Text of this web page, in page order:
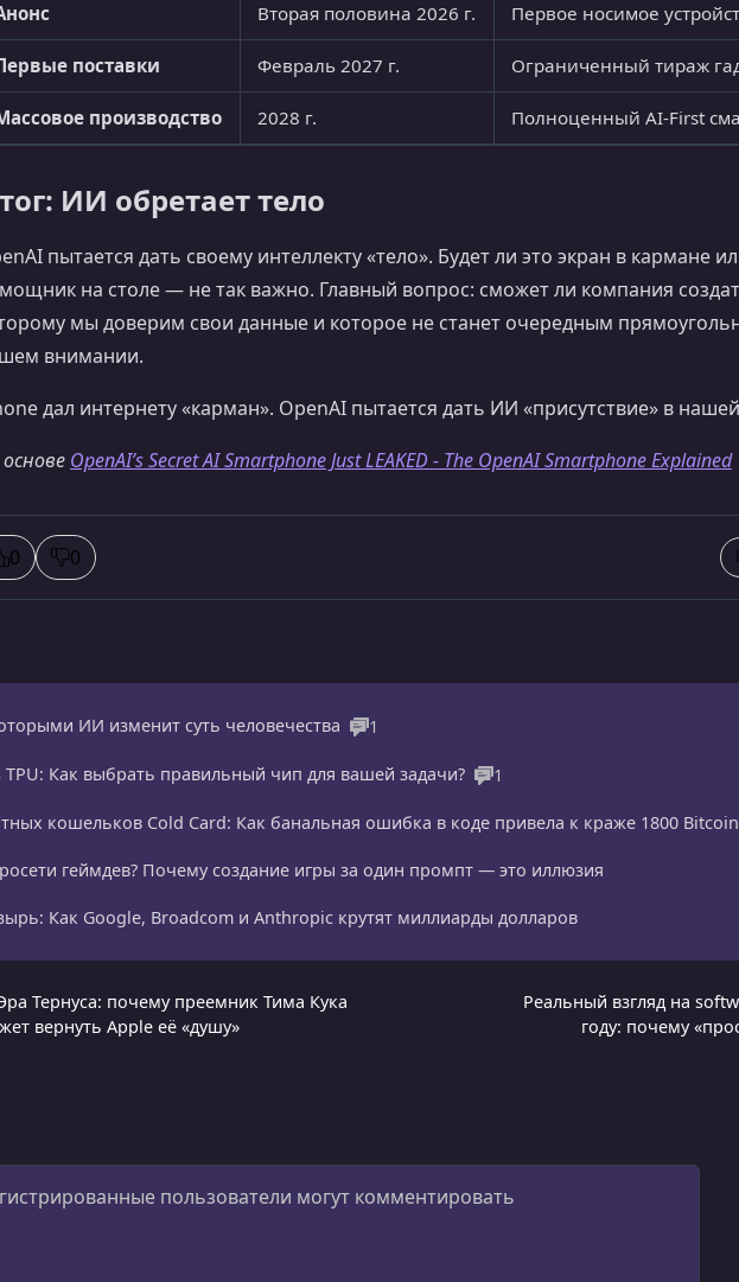
Вторая половина 2026 г. Первое носимое
поставки Февраль 2027 г. Ограниченный тираж
производство 2028 г. Полноценный AI-First
ИИ обретает тело
пытается дать своему интеллекту «тело». Будет ли это экран в кармане
на столе — не так важно. Главный вопрос: сможет ли компания
мы доверим свои данные и которое не станет очередным
внимании.
дал интернету «карман». OpenAI пытается дать ИИ «присутствие» в
OpenAI’s Secret AI Smartphone Just LEAKED - The OpenAI Smartphone Explained
0 0
ИИ изменит суть человечества 1
TPU: Как выбрать правильный чип для вашей задачи? 1
кошельков Cold Card: Как банальная ошибка в коде привела к краже 1800 Bitcoin
геймдев? Почему создание игры за один промпт — это иллюзия
Как Google, Broadcom и Anthropic крутят миллиарды долларов
Тернуса: почему преемник Тима Кука
вернуть Apple её «душу»
Реальный взгляд на
году: почему